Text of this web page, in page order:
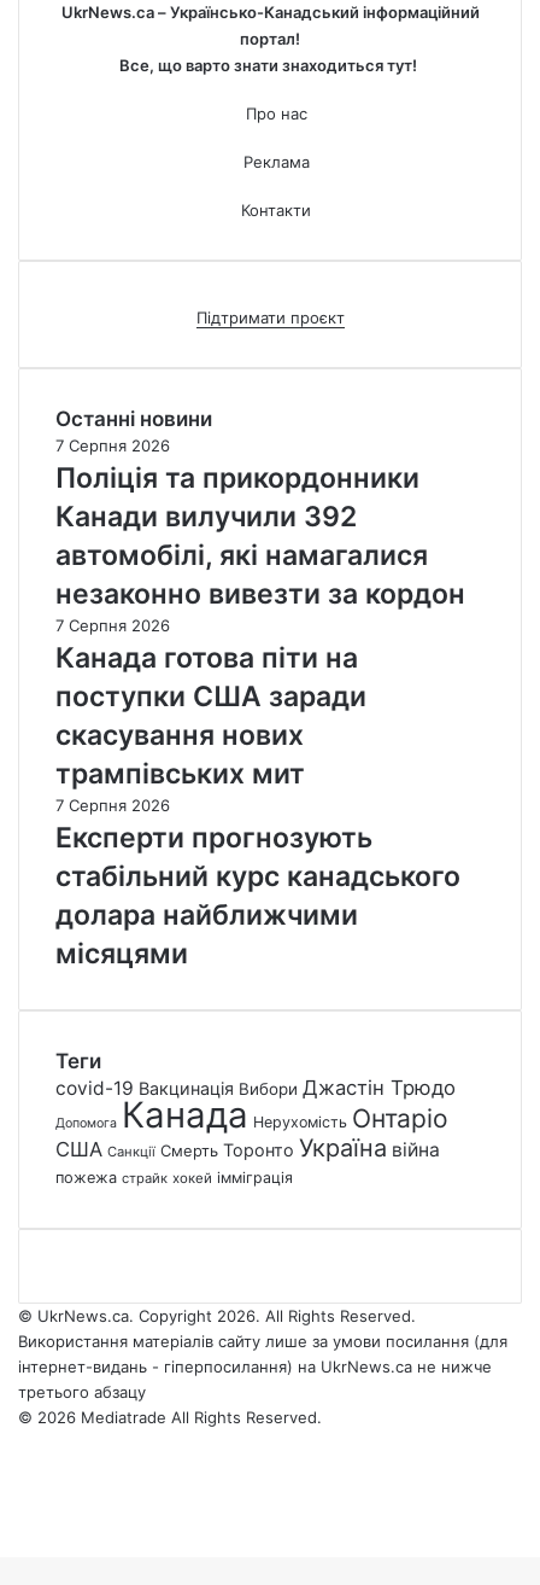
UkrNews.ca – Українсько-Канадський інформаційний
портал!
Все, що варто знати знаходиться тут!
Про нас
Реклама
Контакти
Підтримати проєкт
Останні новини
7 Серпня 2026
Поліція та прикордонники
Канади вилучили 392
автомобілі, які намагалися
незаконно вивезти за кордон
7 Серпня 2026
Канада готова піти на
поступки США заради
скасування нових
трампівських мит
7 Серпня 2026
Експерти прогнозують
стабільний курс канадського
долара найближчими
місяцями
Теги
covid-19 Вакцинація Вибори Джастін Трюдо
Допомога Канада Нерухомість Онтаріо
США Санкції Смерть Торонто Україна війна
пожежа страйк хокей імміграція
© UkrNews.ca. Copyright 2026. All Rights Reserved.
Використання матеріалів сайту лише за умови посилання (для
інтернет-видань - гіперпосилання) на UkrNews.ca не нижче
третього абзацу
© 2026 Mediatrade All Rights Reserved.